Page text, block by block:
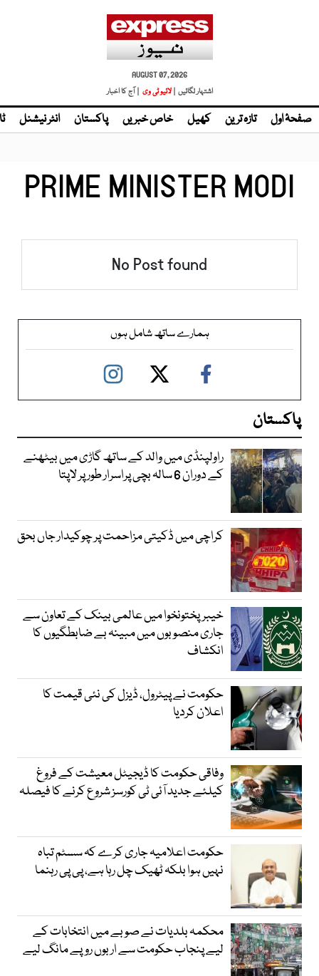
AUGUST 07, 2026
اشتہار لگائیں | لائیو ٹی وی | آج کا اخبار
صفحۂ اول تازہ ترین کھیل خاص خبریں پاکستان انٹر نیشنل
PRIME MINISTER MODI
No Post found
ہمارے ساتھ شامل ہوں
پاکستان
راولپنڈی میں والد کے ساتھ گاڑی میں بیٹھنے
کے دوران 6 سالہ بچی پراسرار طور پر لاپتا
کراچی میں ڈکیتی مزاحمت پر چوکیدار جاں بحق
خیبرپختونخوا میں عالمی بینک کے تعاون سے
جاری منصوبوں میں مبینہ بے ضابطگیوں کا
انکشاف
حکومت نے پیٹرول، ڈیزل کی نئی قیمت کا
اعلان کردیا
وفاقی حکومت کا ڈیجیٹل معیشت کے فروغ
کیلئے جدید آئی ٹی کورسز شروع کرنے کا فیصلہ
حکومت اعلامیہ جاری کرے کہ سسٹم تباہ
نہیں ہوا بلکہ ٹھیک چل رہا ہے، پی پی رہنما
محکمہ بلدیات نے صوبے میں انتخابات کے
لیے پنجاب حکومت سے اربوں روپے مانگ لیے